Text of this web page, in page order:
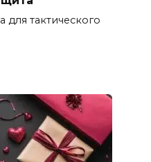
для тактического